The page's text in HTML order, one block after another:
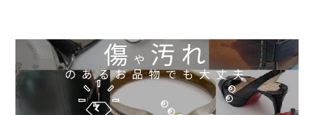
傷や 汚れ
のあるお品物でも大丈夫